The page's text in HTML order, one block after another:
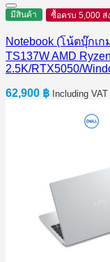
มีสินค้า ซื้อครบ 5,000 ส่
Notebook (โน้ตบุ๊กเก
TS137W AMD
2.5K/RTX5050/
62,900 ฿ Including